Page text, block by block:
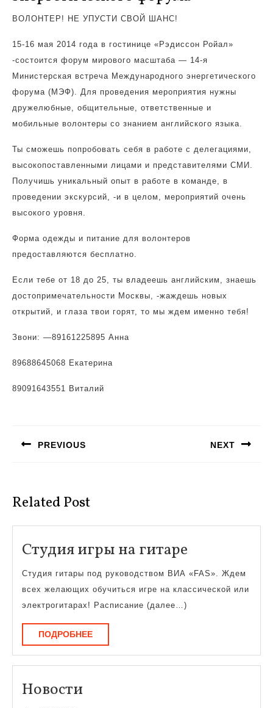
ВОЛОНТЕР! НЕ УПУСТИ СВОЙ ШАНС!
15-16 мая 2014 года в гостинице «Рэдиссон Ройал»
-состоится форум мирового масштаба — 14-я
Министерская встреча Международного энергетического
форума (МЭФ). Для проведения мероприятия нужны
дружелюбные, общительные, ответственные и
мобильные волонтеры со знанием английского языка.
Ты сможешь попробовать себя в работе с делегациями,
высокопоставленными лицами и представителями СМИ.
Получишь уникальный опыт в работе в команде, в
проведении экскурсий, -и в целом, мероприятий очень
высокого уровня.
Форма одежды и питание для волонтеров
предоставляются бесплатно.
Если тебе от 18 до 25, ты владеешь английским, знаешь
достопримечательности Москвы, -жаждешь новых
открытий, и глаза твои горят, то мы ждем именно тебя!
Звони: —89161225895 Анна
89688645068 Екатерина
89091643551 Виталий
записям
PREVIOUS NEXT
Related Post
Студия игры на гитаре
игры
на
Студия гитары под руководством ВИА «FAS». Ждем
всех желающих обучиться игре на классической или
электрогитарах! Расписание (далее…)
ПОДРОБНЕЕПОДРОБНЕЕ
Новости